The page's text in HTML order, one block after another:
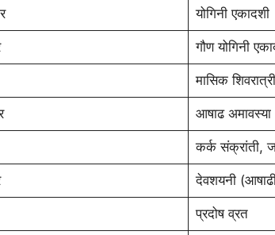
योगिनी एकादशी
गौण योगिनी
मासिक
आषाढ अमावस्या
कर्क संक्रांती,
देवशयनी
प्रदोष व्रत